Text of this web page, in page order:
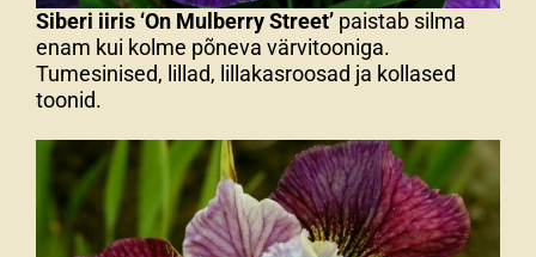
Siberi iiris ‘On Mulberry Street’ paistab silma
enam kui kolme põneva värvitooniga.
Tumesinised, lillad, lillakasroosad ja kollased
toonid.